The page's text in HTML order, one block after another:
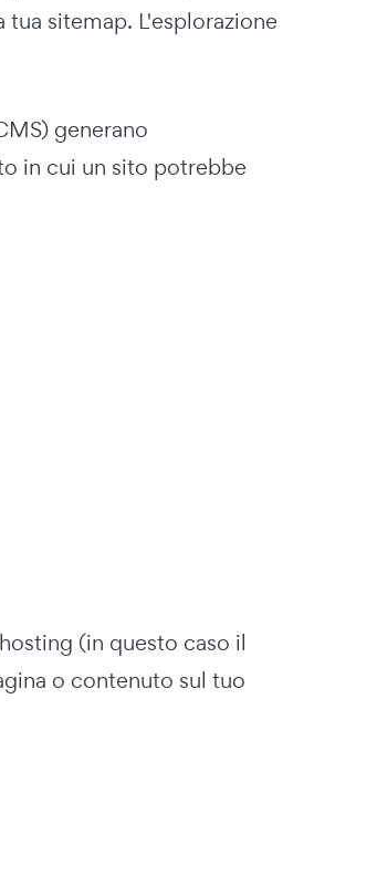
sitemap. L'esplorazione
generano
in cui un sito potrebbe
(in questo caso il
o contenuto sul tuo